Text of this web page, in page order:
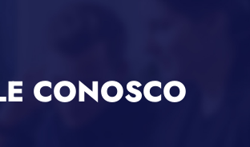
CONOSCO